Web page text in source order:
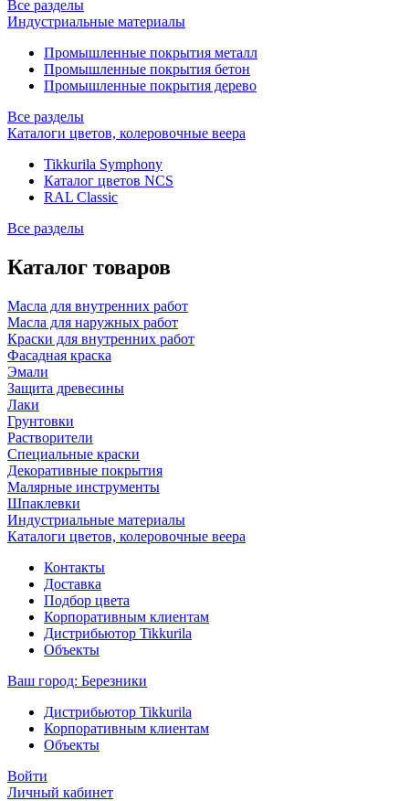
Все разделы
Индустриальные материалы
Промышленные покрытия металл
Промышленные покрытия бетон
Промышленные покрытия дерево
Все разделы
Каталоги цветов, колеровочные веера
Tikkurila Symphony
Каталог цветов NCS
RAL Classic
Все разделы
Каталог товаров
Масла для внутренних работ
Масла для наружных работ
Краски для внутренних работ
Фасадная краска
Эмали
Защита древесины
Лаки
Грунтовки
Растворители
Специальные краски
Декоративные покрытия
Малярные инструменты
Шпаклевки
Индустриальные материалы
Каталоги цветов, колеровочные веера
Контакты
Доставка
Подбор цвета
Корпоративным клиентам
Дистрибьютор Tikkurila
Объекты
Ваш город: Березники
Дистрибьютор Tikkurila
Корпоративным клиентам
Объекты
Войти
Личный кабинет